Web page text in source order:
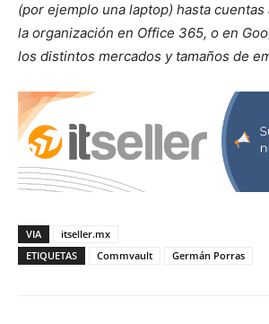
(por ejemplo una laptop) hasta
la organización en Office 365, o en
los distintos mercados y tamaños de
VIA
itseller.mx
ETIQUETAS
Commvault Germán Porras